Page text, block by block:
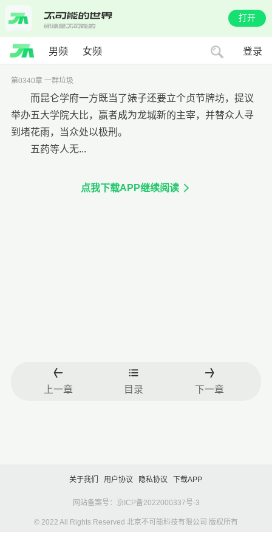
打开
男频 女频 登录
第0340章 一群垃圾
而昆仑学府一方既当了婊子还要立个贞节牌坊，提议
举办五大学院大比，赢者成为龙城新的主宰，并替众人寻
到堵花雨，当众处以极刑。
五药等人无...
点我下载APP继续阅读
上一章 目录 下一章
关于我们 用户协议 隐私协议 下载APP
网站备案号：京ICP备2022000337号-3
© 2022 All Rights Reserved 北京不可能科技有限公司 版权所有